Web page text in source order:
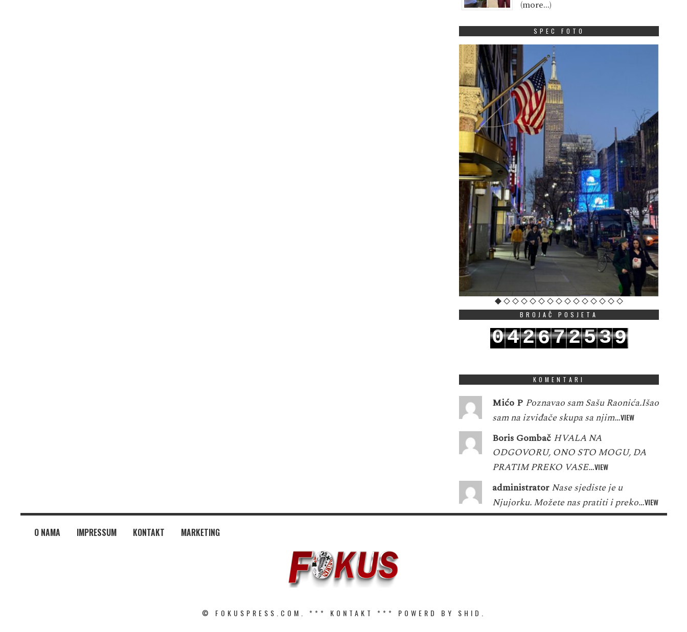
(more…)
SPEC FOTO
BROJAČ POSJETA
042672539
KOMENTARI
Mićo P Poznavao sam Sašu Raonića.Išao
sam na izviđače skupa sa njim…VIEW
Boris Gombač HVALA NA
ODGOVORU, ONO STO MOGU, DA
PRATIM PREKO VASE…VIEW
administrator Nase sjediste je u
Njujorku. Možete nas pratiti i preko…VIEW
O NAMA IMPRESSUM KONTAKT MARKETING
© FOKUSPRESS.COM. *** KONTAKT *** POWERD BY SHID.